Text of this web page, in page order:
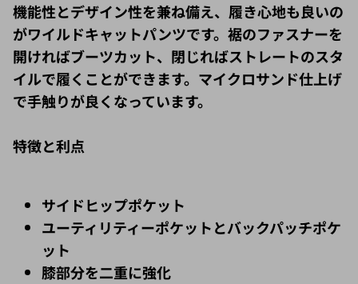
機能性とデザイン性を兼ね備え、履き心地も良いの
がワイルドキャットパンツです。裾のファスナーを
開ければブーツカット、閉じればストレートのスタ
イルで履くことができます。マイクロサンド仕上げ
で手触りが良くなっています。
特徴と利点
サイドヒップポケット
ユーティリティーポケットとバックパッチポケ
ット
膝部分を二重に強化